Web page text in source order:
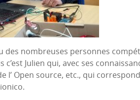
nombreuses personnes
Julien qui, avec ses
Open source, etc., qui